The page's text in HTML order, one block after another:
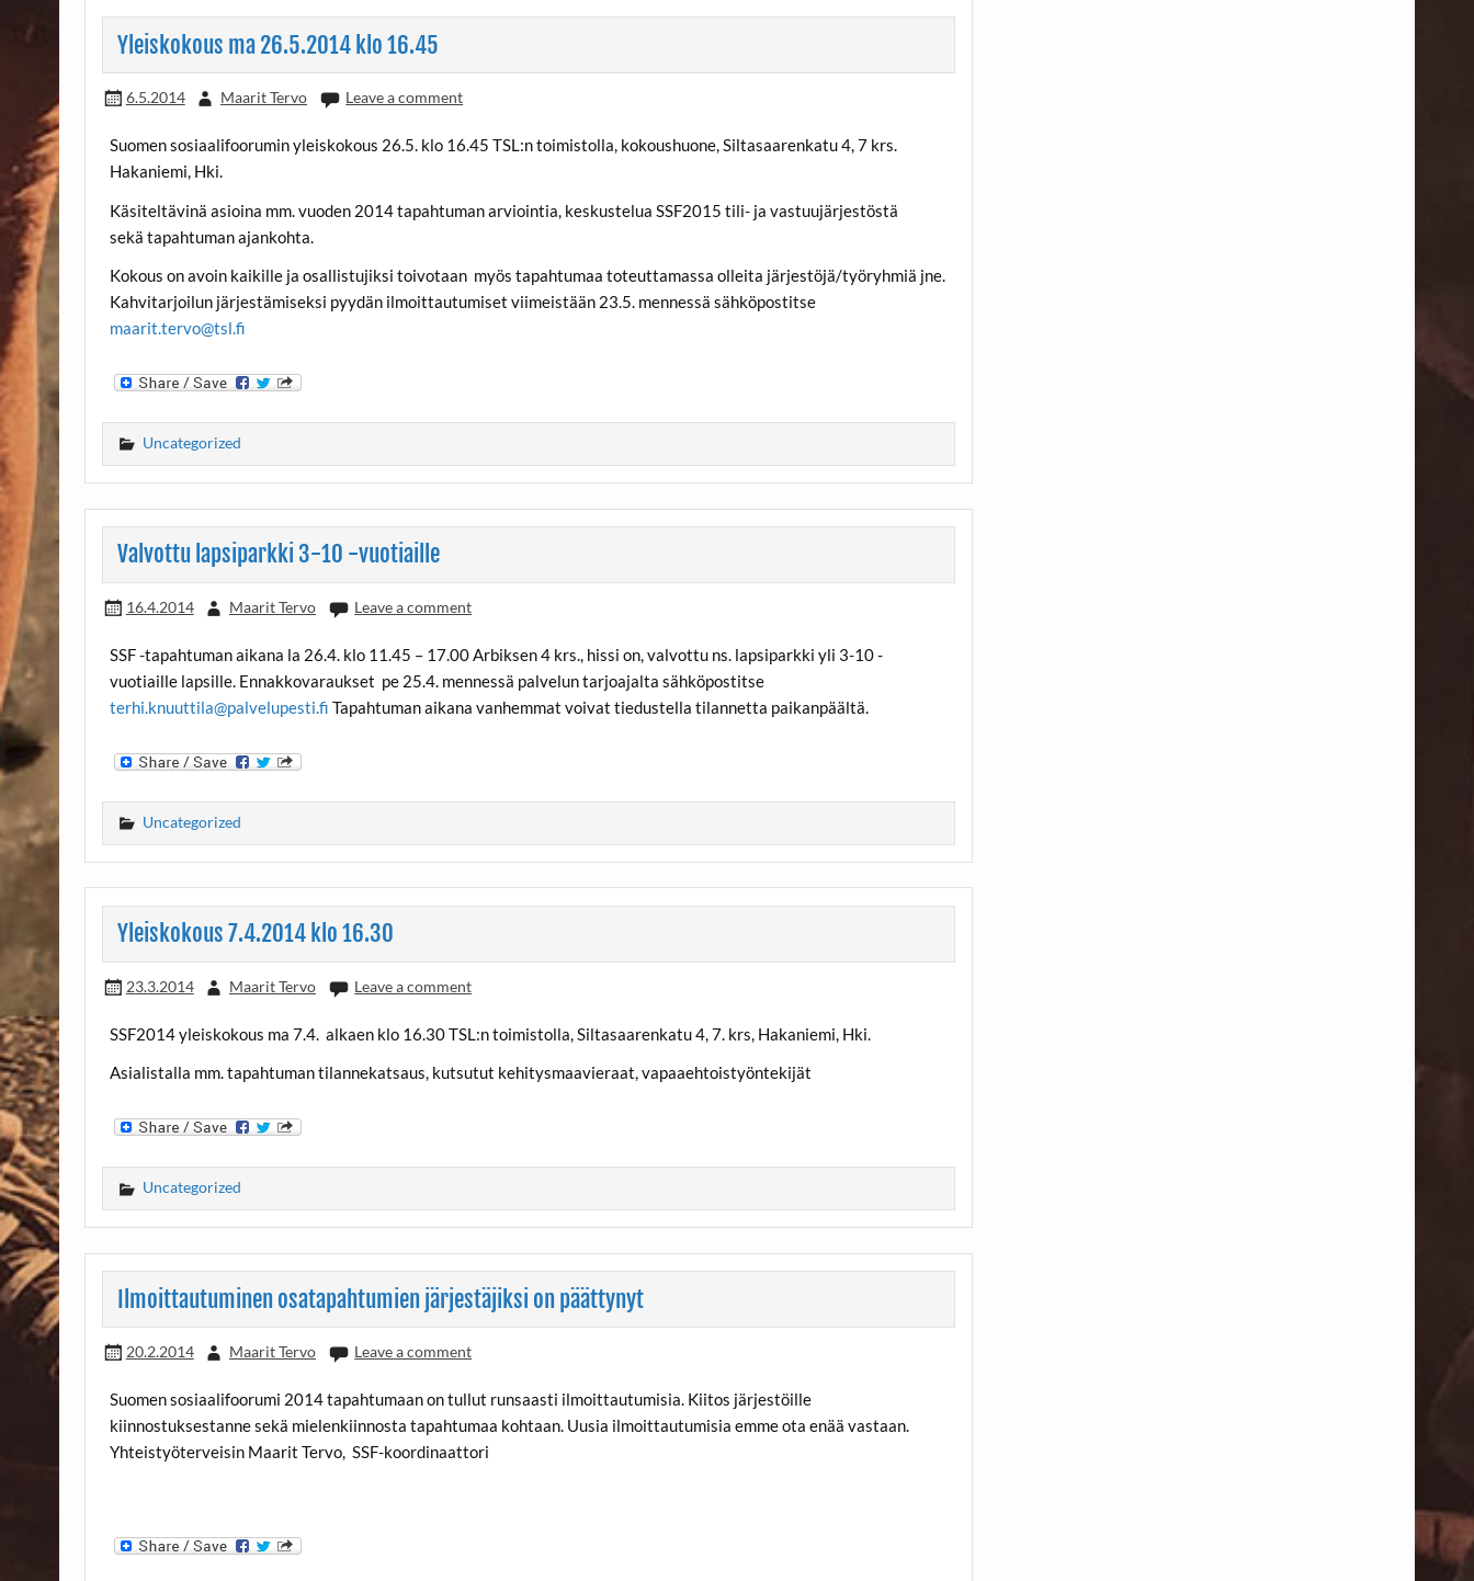
Yleiskokous ma 26.5.2014 klo 16.45
6.5.2014 Maarit Tervo Leave a comment
Suomen sosiaalifoorumin yleiskokous 26.5. klo 16.45 TSL:n toimistolla, kokoushuone, Siltasaarenkatu 4, 7 krs.
Hakaniemi, Hki.
Käsiteltävinä asioina mm. vuoden 2014 tapahtuman arviointia, keskustelua SSF2015 tili- ja vastuujärjestöstä
sekä tapahtuman ajankohta.
Kokous on avoin kaikille ja osallistujiksi toivotaan myös tapahtumaa toteuttamassa olleita järjestöjä/työryhmiä jne.
Kahvitarjoilun järjestämiseksi pyydän ilmoittautumiset viimeistään 23.5. mennessä sähköpostitse
maarit.tervo@tsl.fi
Uncategorized
Valvottu lapsiparkki 3-10 -vuotiaille
16.4.2014 Maarit Tervo Leave a comment
SSF -tapahtuman aikana la 26.4. klo 11.45 – 17.00 Arbiksen 4 krs., hissi on, valvottu ns. lapsiparkki yli 3-10 -
vuotiaille lapsille. Ennakkovaraukset pe 25.4. mennessä palvelun tarjoajalta sähköpostitse
terhi.knuuttila@palvelupesti.fi Tapahtuman aikana vanhemmat voivat tiedustella tilannetta paikanpäältä.
Uncategorized
Yleiskokous 7.4.2014 klo 16.30
23.3.2014 Maarit Tervo Leave a comment
SSF2014 yleiskokous ma 7.4. alkaen klo 16.30 TSL:n toimistolla, Siltasaarenkatu 4, 7. krs, Hakaniemi, Hki.
Asialistalla mm. tapahtuman tilannekatsaus, kutsutut kehitysmaavieraat, vapaaehtoistyöntekijät
Uncategorized
Ilmoittautuminen osatapahtumien järjestäjiksi on päättynyt
20.2.2014 Maarit Tervo Leave a comment
Suomen sosiaalifoorumi 2014 tapahtumaan on tullut runsaasti ilmoittautumisia. Kiitos järjestöille
kiinnostuksestanne sekä mielenkiinnosta tapahtumaa kohtaan. Uusia ilmoittautumisia emme ota enää vastaan.
Yhteistyöterveisin Maarit Tervo, SSF-koordinaattori